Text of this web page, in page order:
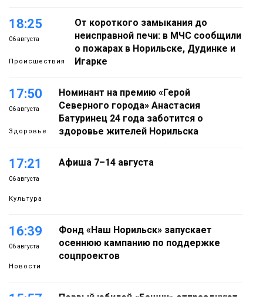
18:25
06 августа
Происшествия
От короткого замыкания до
неисправной печи: в МЧС сообщили
о пожарах в Норильске, Дудинке и
Игарке
17:50
06 августа
Здоровье
Номинант на премию «Герой
Северного города» Анастасия
Батуринец 24 года заботится о
здоровье жителей Норильска
17:21
06 августа
Культура
Афиша 7–14 августа
16:39
06 августа
Новости
Фонд «Наш Норильск» запускает
осеннюю кампанию по поддержке
соцпроектов
15:57
Первый юбилей «Башни» отпразднуют